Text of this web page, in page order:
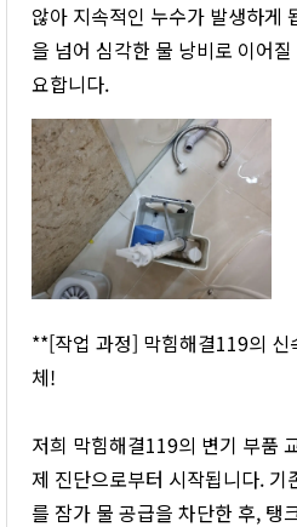
않아 지속적인 누수가 발생하게
을 넘어 심각한 물 낭비로 이어
요합니다.
**[작업 과정] 막힘해결119의 신
체!
저희 막힘해결119의 변기 부품
제 진단으로부터 시작됩니다. 기
를 잠가 물 공급을 차단한 후, 탱